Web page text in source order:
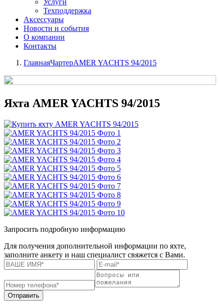
Услуги
Техподдержка
Аксессуары
Новости и события
О компании
Контакты
ГлавнаяЧартерAMER YACHTS 94/2015
Яхта AMER YACHTS 94/2015
Запросить подробную информацию
Для получения дополнительной информации по яхте,
заполните анкету и наш специалист свяжется с Вами.
Отправить